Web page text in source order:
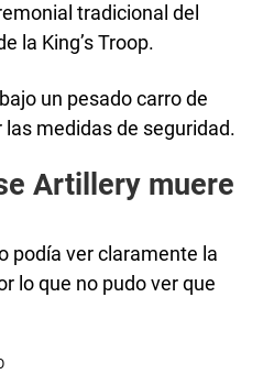
tradicional del
la King’s Troop.
un pesado carro de
medidas de seguridad.
Artillery muere
podía ver claramente la
lo que no pudo ver que